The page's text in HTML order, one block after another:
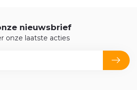
nieuwsbrief
onze laatste acties